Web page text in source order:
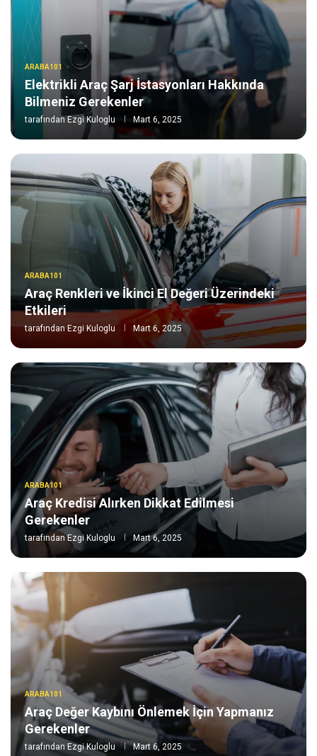
ARABA101
Elektrikli Araç Şarj İstasyonları Hakkında
Bilmeniz Gerekenler
tarafından Ezgi Kuloglu Mart 6, 2025
ARABA101
Araç Renkleri ve İkinci El Değeri Üzerindeki
Etkileri
tarafındanEzgi Kuloglu Mart 6, 2025
ARABA101
Araç Kredisi Alırken Dikkat Edilmesi
Gerekenler
tarafındanEzgi Kuloglu Mart 6, 2025
ARABA101
Araç Değer Kaybını Önlemek İçin Yapmanız
Gerekenler
tarafından Ezgi Kuloglu Mart 6, 2025